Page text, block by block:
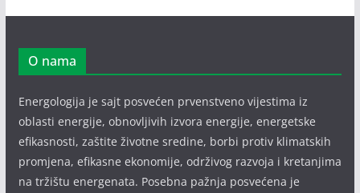
O nama
Energologija je sajt posvećen prvenstveno vijestima iz
oblasti energije, obnovljivih izvora energije, energetske
efikasnosti, zaštite životne sredine, borbi protiv klimatskih
promjena, efikasne ekonomije, održivog razvoja i kretanjima
na tržištu energenata. Posebna pažnja posvećena je